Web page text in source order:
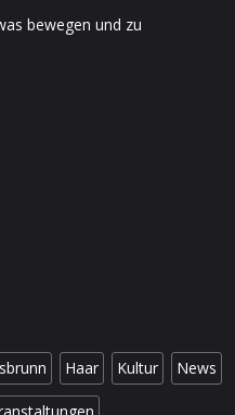
bewegen und zu
Haar Kultur News